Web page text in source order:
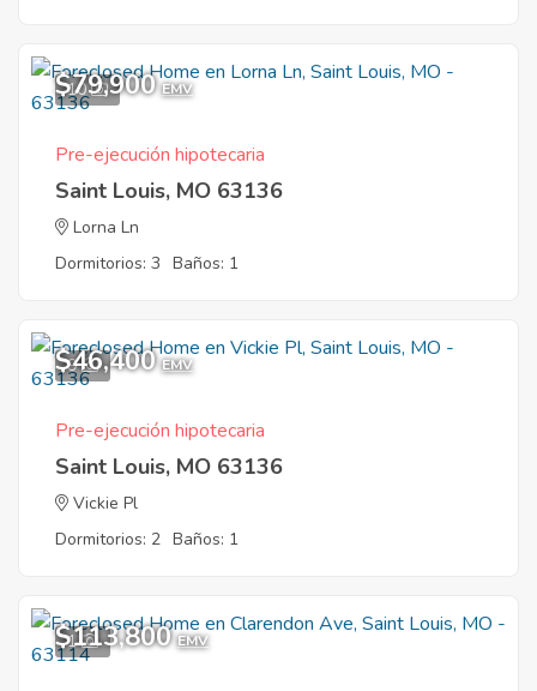
10
$79,900 EMV
Pre-ejecución hipotecaria
Saint Louis, MO 63136
Lorna Ln
Dormitorios: 3 Baños: 1
9
$46,400 EMV
Pre-ejecución hipotecaria
Saint Louis, MO 63136
Vickie Pl
Dormitorios: 2 Baños: 1
1
$113,800 EMV